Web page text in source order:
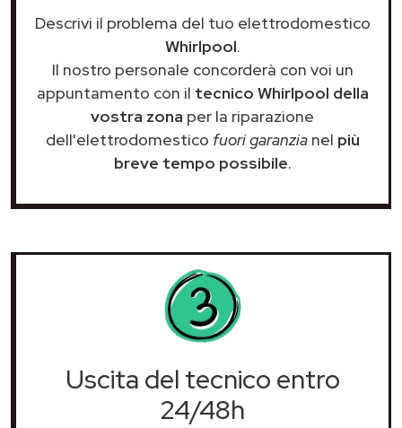
Descrivi il problema del tuo elettrodomestico
Whirlpool.
Il nostro personale concorderà con voi un
appuntamento con il tecnico Whirlpool della
vostra zona per la riparazione
dell'elettrodomestico fuori garanzianel più
breve tempo possibile.
Uscita del tecnico entro
24/48h